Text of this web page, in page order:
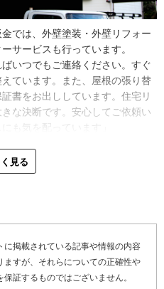
れを考慮したリフォームは、馬
流れを考えてリフォームを行う
を行った際は隙間を埋める目地
じまいをせず、入った水が外に
の落雪を止めることが重要な役
しておくと屋根や外壁、雨樋を
水性を保つために、隙間を埋
では、外壁塗装・外壁リフォー
サービスも行っています。
いつでもご連絡ください。すぐ
ています。また、屋根の張り替
書をお出ししています。住宅リ
な決断です。安心してご依頼い
も気を配っています」
ている、外壁・外装の不具合で
ォーム・外壁修理を検討してい
と常に思っています。安さだけ
お守りするため、金額以上の満
頼んでよかったと思っていただ
らも手掛けていきます」
見る
に掲載されている記事や情報の内容
すが、それらについての正確性や
証するものではございません。